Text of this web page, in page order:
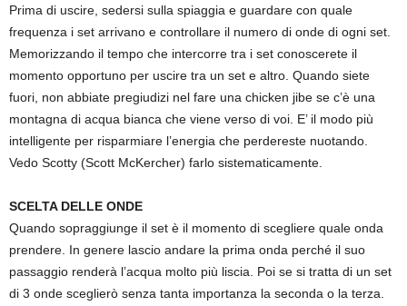
Prima di uscire, sedersi sulla spiaggia e guardare con quale
frequenza i set arrivano e controllare il numero di onde di ogni set.
Memorizzando il tempo che intercorre tra i set conoscerete il
momento opportuno per uscire tra un set e altro. Quando siete
fuori, non abbiate pregiudizi nel fare una chicken jibe se c’è una
montagna di acqua bianca che viene verso di voi. E’ il modo più
intelligente per risparmiare l’energia che perdereste nuotando.
Vedo Scotty (Scott McKercher) farlo sistematicamente.
SCELTA DELLE ONDE
Quando sopraggiunge il set è il momento di scegliere quale onda
prendere. In genere lascio andare la prima onda perché il suo
passaggio renderà l’acqua molto più liscia. Poi se si tratta di un set
di 3 onde sceglierò senza tanta importanza la seconda o la terza.